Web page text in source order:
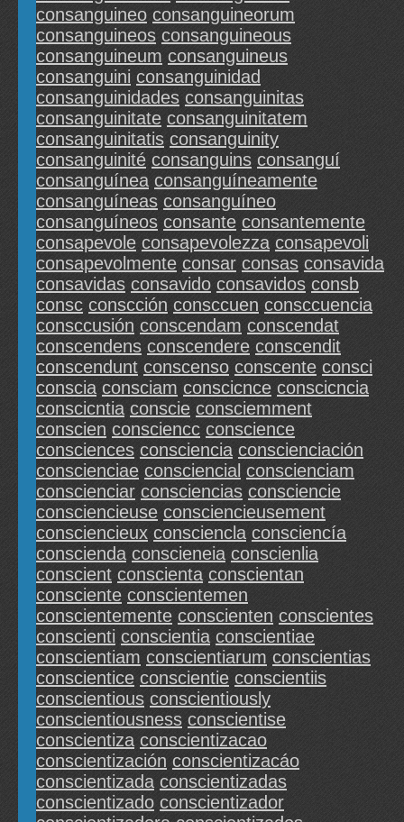
consanguineo consanguineorum
consanguineos consanguineous
consanguineum consanguineus
consanguini consanguinidad
consanguinidades consanguinitas
consanguinitate consanguinitatem
consanguinitatis consanguinity
consanguinité consanguins consanguí
consanguínea consanguíneamente
consanguíneas consanguíneo
consanguíneos consante consantemente
consapevole consapevolezza consapevoli
consapevolmente consar consas consavida
consavidas consavido consavidos consb
consc conscción consccuen consccuencia
consccusión conscendam conscendat
conscendens conscendere conscendit
conscendunt conscenso conscente consci
conscia consciam conscicnce conscicncia
conscicntia conscie consciemment
conscien consciencc conscience
consciences consciencia conscienciación
conscienciae consciencial conscienciam
conscienciar consciencias consciencie
consciencieuse consciencieusement
consciencieux consciencla consciencía
conscienda conscieneia conscienlia
conscient conscienta conscientan
consciente conscientemen
conscientemente conscienten conscientes
conscienti conscientia conscientiae
conscientiam conscientiarum conscientias
conscientice conscientie conscientiis
conscientious conscientiously
conscientiousness conscientise
conscientiza conscientizacao
conscientización conscientizacáo
conscientizada conscientizadas
conscientizado conscientizador